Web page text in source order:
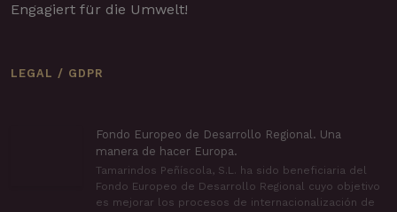
Engagiert für die Umwelt!
LEGAL / GDPR
Fondo Europeo de Desarrollo Regional. Una
manera de hacer Europa.
Tamarindos Peñíscola, S.L. ha sido beneficiaria del
Fondo Europeo de Desarrollo Regional cuyo objetivo
es mejorar los procesos de internacionalización de